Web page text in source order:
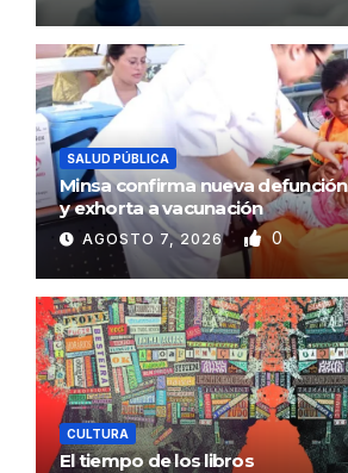
SALUD PÚBLICA
Minsa confirma nueva
y exhorta a vacunación
AGOSTO 7, 2026 0
CULTURA
El tiempo de los libros